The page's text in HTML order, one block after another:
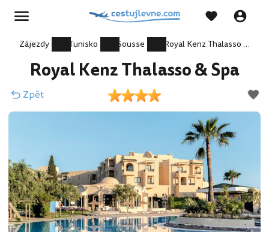
Zájezdy Tunisko Sousse Royal Kenz Thalasso & Spa
Royal Kenz Thalasso & Spa
Zpět